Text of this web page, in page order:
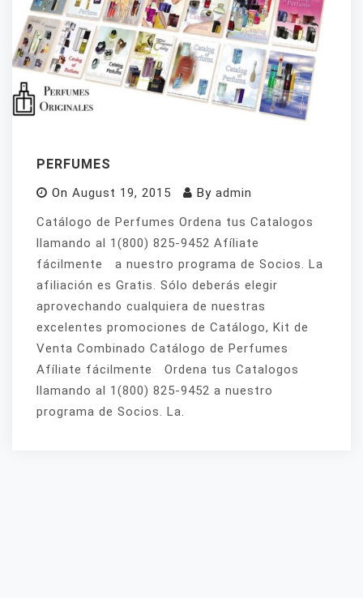
PERFUMES
On August 19, 2015 By admin
Catálogo de Perfumes Ordena tus Catalogos
llamando al 1(800) 825-9452 Afíliate
fácilmente a nuestro programa de Socios. La
afiliación es Gratis. Sólo deberás elegir
aprovechando cualquiera de nuestras
excelentes promociones de Catálogo, Kit de
Venta Combinado Catálogo de Perfumes
Afíliate fácilmente Ordena tus Catalogos
llamando al 1(800) 825-9452 a nuestro
programa de Socios. La.